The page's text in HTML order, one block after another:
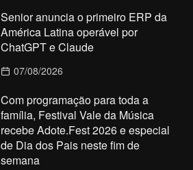
Senior anuncia o primeiro ERP da
América Latina operável por
ChatGPT e Claude
07/08/2026
Com programação para toda a
família, Festival Vale da Música
recebe Adote.Fest 2026 e especial
de Dia dos Pais neste fim de
semana